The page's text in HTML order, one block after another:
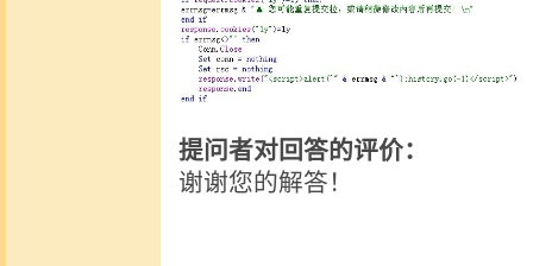
提问者对回答的评价：
谢谢您的解答！